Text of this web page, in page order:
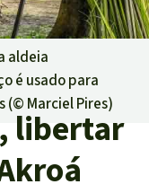
aldeia
é usado para
(© Marciel Pires)
libertar